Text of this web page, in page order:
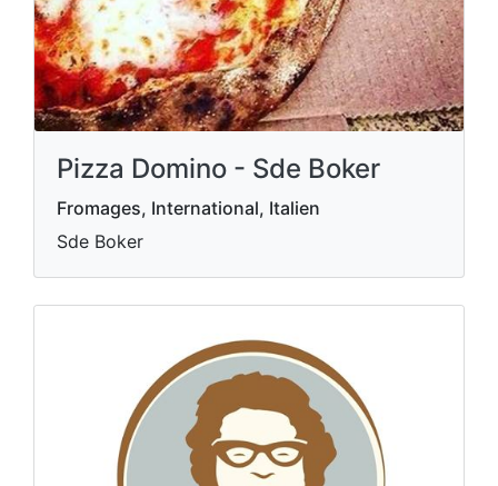
Pizza Domino - Sde Boker
Fromages, International, Italien
Sde Boker